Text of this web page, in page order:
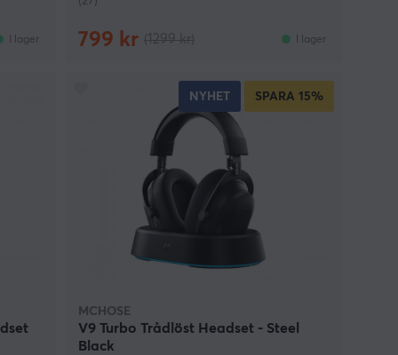
I lager 799 kr I lager
NYHET SPARA 15%
MCHOSE
V9 Turbo Trådlöst Headset - Steel
Black